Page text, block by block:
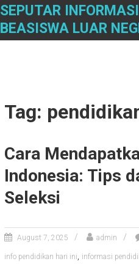
Skip
content
SEPUTAR INFORMASI
BEASISWA LUAR
Tag:
Cara
Indonesia: Tips
Seleksi
August 7, 2025 admin
info pendidikan hari ini, informasi